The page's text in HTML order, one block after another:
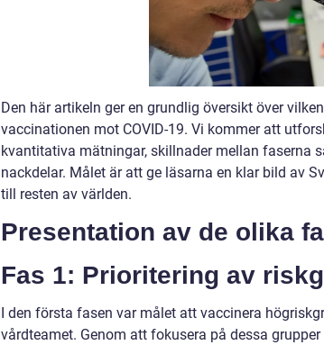
Den här artikeln ger en grundlig översikt över
vaccinationen mot COVID-19. Vi kommer att
kvantitativa mätningar, skillnader mellan faserna
nackdelar. Målet är att ge läsarna en klar bild av
till resten av världen.
Presentation av de olika
Fas 1: Prioritering av
I den första fasen var målet att vaccinera
vårdteamet. Genom att fokusera på dessa